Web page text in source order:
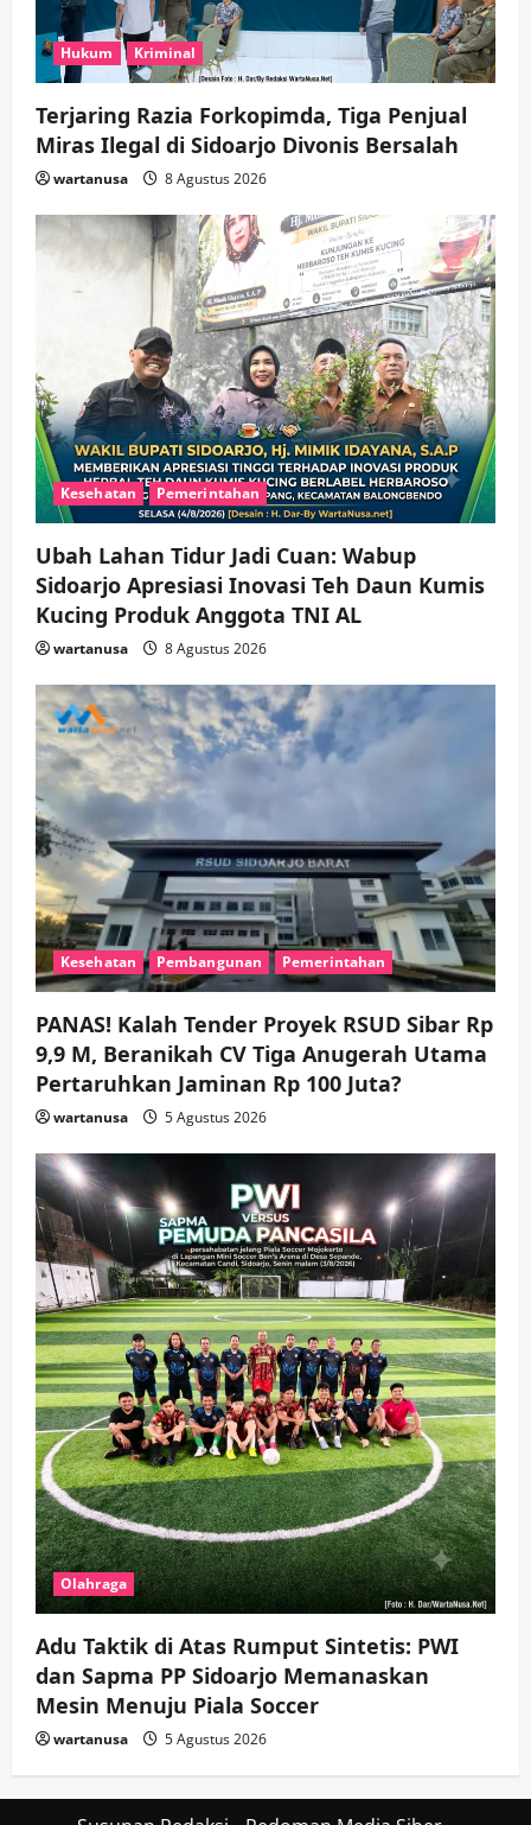
5 wartanusa 4 Agustus 2026
Hukum Kriminal
Terjaring Razia Forkopimda, Tiga Penjual
Miras Ilegal di Sidoarjo Divonis Bersalah
wartanusa 8 Agustus 2026
Kesehatan Pemerintahan
Ubah Lahan Tidur Jadi Cuan: Wabup
Sidoarjo Apresiasi Inovasi Teh Daun Kumis
Kucing Produk Anggota TNI AL
wartanusa 8 Agustus 2026
Kesehatan Pembangunan Pemerintahan
PANAS! Kalah Tender Proyek RSUD Sibar Rp
9,9 M, Beranikah CV Tiga Anugerah Utama
Pertaruhkan Jaminan Rp 100 Juta?
wartanusa 5 Agustus 2026
Olahraga
Adu Taktik di Atas Rumput Sintetis: PWI
dan Sapma PP Sidoarjo Memanaskan
Mesin Menuju Piala Soccer
wartanusa 5 Agustus 2026